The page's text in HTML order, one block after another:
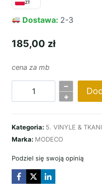
zł
Dostawa: 2-3
185,00 zł
cena za mb
–
+
Kategoria: 5. VINYLE &
Marka: MODECO
Podziel się swoją opinią